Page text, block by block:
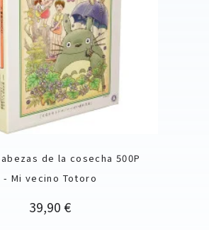
de la cosecha 500P
- Mi vecino Totoro
Precio
39,90 €